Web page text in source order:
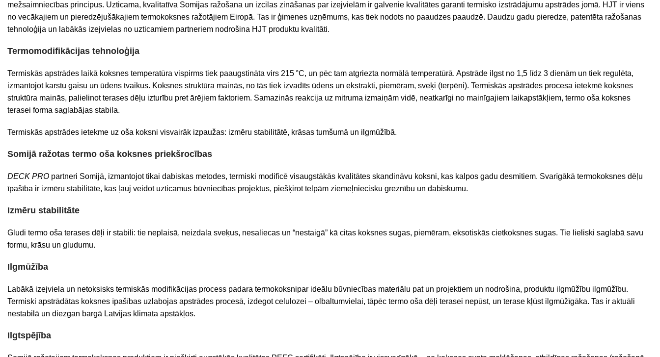
mežsaimniecības principus. Uzticama, kvalitatīva Somijas ražošana un izcilas zināšanas par izejvielām ir galvenie kvalitātes garanti termisko izstrādājumu apstrādes jomā. HJT ir viens
no vecākajiem un pieredzējušākajiem termokoksnes ražotājiem Eiropā. Tas ir ģimenes uzņēmums, kas tiek nodots no paaudzes paaudzē. Daudzu gadu pieredze, patentēta ražošanas
tehnoloģija un labākās izejvielas no uzticamiem partneriem nodrošina HJT produktu kvalitāti.
Termomodifikācijas tehnoloģija
Termiskās apstrādes laikā koksnes temperatūra vispirms tiek paaugstināta virs 215 °C, un pēc tam atgriezta normālā temperatūrā. Apstrāde ilgst no 1,5 līdz 3 dienām un tiek regulēta,
izmantojot karstu gaisu un ūdens tvaikus. Koksnes struktūra mainās, no tās tiek izvadīts ūdens un ekstrakti, piemēram, sveķi (terpēni). Termiskās apstrādes procesa ietekmē koksnes
struktūra mainās, palielinot terases dēļu izturību pret ārējiem faktoriem. Samazinās reakcija uz mitruma izmaiņām vidē, neatkarīgi no mainīgajiem laikapstākļiem, termo oša koksnes
terasei forma saglabājas stabila.
Termiskās apstrādes ietekme uz oša koksni visvairāk izpaužas: izmēru stabilitātē, krāsas tumšumā un ilgmūžībā.
Somijā ražotas termo oša koksnes priekšrocības
DECK PRO partneri Somijā, izmantojot tikai dabiskas metodes, termiski modificē visaugstākās kvalitātes skandināvu koksni, kas kalpos gadu desmitiem. Svarīgākā termokoksnes dēļu
īpašība ir izmēru stabilitāte, kas ļauj veidot uzticamus būvniecības projektus, piešķirot telpām ziemeļniecisku greznību un dabiskumu.
Izmēru stabilitāte
Gludi termo oša terases dēļi ir stabili: tie neplaisā, neizdala sveķus, nesaliecas un “nestaigā” kā citas koksnes sugas, piemēram, eksotiskās cietkoksnes sugas. Tie lieliski saglabā savu
formu, krāsu un gludumu.
Ilgmūžība
Labākā izejviela un netoksisks termiskās modifikācijas process padara termokoksnipar ideālu būvniecības materiālu pat un projektiem un nodrošina, produktu ilgmūžību ilgmūžību.
Termiski apstrādātas koksnes īpašības uzlabojas apstrādes procesā, izdegot celulozei – olbaltumvielai, tāpēc termo oša dēļi terasei nepūst, un terase kļūst ilgmūžīgāka. Tas ir aktuāli
nestabilā un diezgan bargā Latvijas klimata apstākļos.
Ilgtspējība